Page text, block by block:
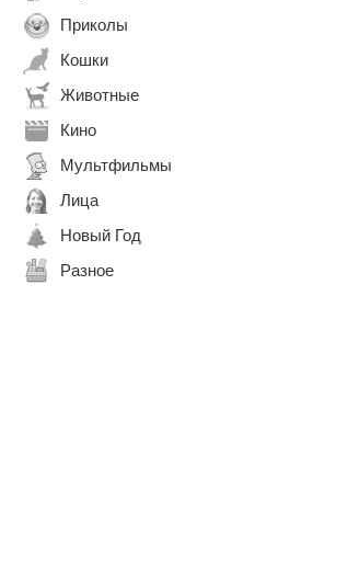
Приколы
Кошки
Животные
Кино
Мультфильмы
Лица
Новый Год
Разное